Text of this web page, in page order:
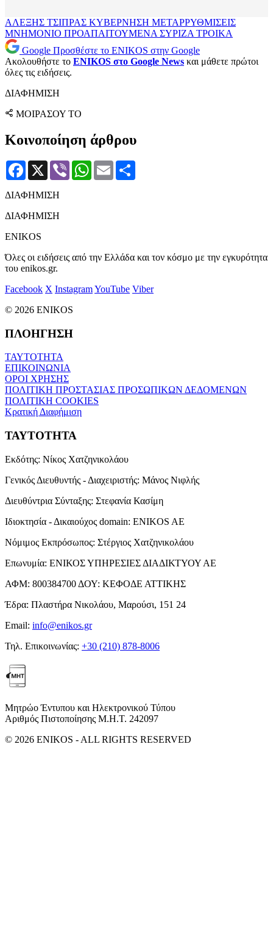
ΑΛΕΞΗΣ ΤΣΙΠΡΑΣ ΚΥΒΕΡΝΗΣΗ ΜΕΤΑΡΡΥΘΜΙΣΕΙΣ
ΜΝΗΜΟΝΙΟ ΠΡΟΑΠΑΙΤΟΥΜΕΝΑ ΣΥΡΙΖΑ ΤΡΟΙΚΑ
Google Προσθέστε το ENIKOS στην Google
Ακολουθήστε το ENIKOS στο Google News και μάθετε πρώτοι
όλες τις ειδήσεις.
ΔΙΑΦΗΜΙΣΗ
ΜΟΙΡΑΣΟΥ ΤΟ
Κοινοποίηση άρθρου
Facebook
X Viber WhatsApp
Email
ΔΙΑΦΗΜΙΣΗ
ΔΙΑΦΗΜΙΣΗ
ENIKOS
Όλες οι ειδήσεις από την Ελλάδα και τον κόσμο με την εγκυρότητα
του enikos.gr.
Facebook X InstagramYouTube Viber
© 2026 ENIKOS
ΠΛΟΗΓΗΣΗ
ΤΑΥΤΟΤΗΤΑ
ΕΠΙΚΟΙΝΩΝΙΑ
ΟΡΟΙ ΧΡΗΣΗΣ
ΠΟΛΙΤΙΚΗ ΠΡΟΣΤΑΣΙΑΣ ΠΡΟΣΩΠΙΚΩΝ ΔΕΔΟΜΕΝΩΝ
ΠΟΛΙΤΙΚΗ COOKIES
Κρατική Διαφήμιση
ΤΑΥΤΟΤΗΤΑ
Εκδότης: Νίκος Χατζηνικολάου
Γενικός Διευθυντής - Διαχειριστής: Μάνος Νιφλής
Διευθύντρια Σύνταξης: Στεφανία Κασίμη
Ιδιοκτησία - Δικαιούχος domain: ENIKOS AE
Νόμιμος Εκπρόσωπος: Στέργιος Χατζηνικολάου
Επωνυμία: ΕΝΙΚΟΣ ΥΠΗΡΕΣΙΕΣ ΔΙΑΔΙΚΤΥΟΥ ΑΕ
ΑΦΜ: 800384700 ΔΟΥ: ΚΕΦΟΔΕ ΑΤΤΙΚΗΣ
Έδρα: Πλαστήρα Νικολάου, Μαρούσι, 151 24
Email: info@enikos.gr
Τηλ. Επικοινωνίας: +30 (210) 878-8006
Μητρώο Έντυπου και Ηλεκτρονικού Τύπου
Αριθμός Πιστοποίησης Μ.Η.Τ. 242097
© 2026 ENIKOS - ALL RIGHTS RESERVED